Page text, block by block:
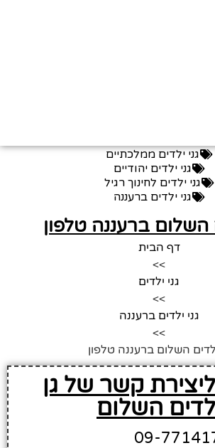
גני ילדים ממלכתיים
גני ילדים יהודיים
גני ילדים לחינוך רגיל
גני ילדים ברעננה
השלום ברעננה טלפון
דף הבית
>>
גני ילדים
>>
גני ילדים ברעננה
>>
השלום ברעננה טלפון
קשר של גן
השלום